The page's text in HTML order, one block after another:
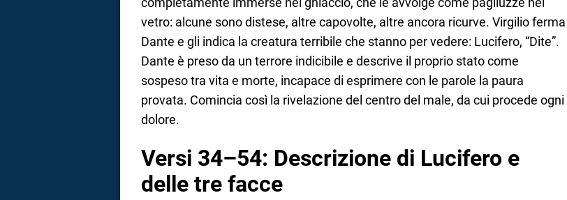
vetro: alcune sono distese, altre capovolte, altre ancora ricurve. Virgilio ferma
Dante e gli indica la creatura terribile che stanno per vedere: Lucifero, “Dite”.
Dante è preso da un terrore indicibile e descrive il proprio stato come
sospeso tra vita e morte, incapace di esprimere con le parole la paura
provata. Comincia così la rivelazione del centro del male, da cui procede ogni
dolore.
Versi 34–54: Descrizione di Lucifero e
delle tre facce